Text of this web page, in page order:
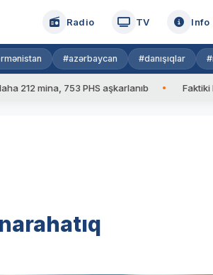
Radio TV Info
#azərbaycan #danışıqlar
753 PHS aşkarlanıb Faktiki hava: